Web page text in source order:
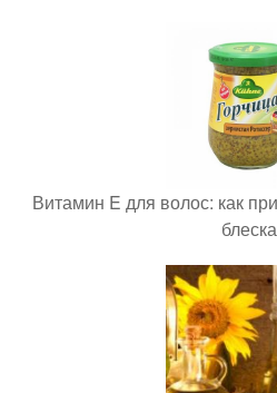
Витамин E для волос: как
блеска